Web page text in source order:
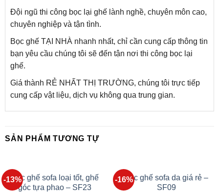
Đội ngũ thi công bọc lại ghế lành nghề, chuyên môn cao,
chuyên nghiệp và tận tình.
Bọc ghế TẠI NHÀ nhanh nhất, chỉ cần cung cấp thông tin
bạn yêu cầu chúng tôi sẽ đến tận nơi thi công bọc lại
ghế.
Giá thành RẺ NHẤT THỊ TRƯỜNG, chúng tôi trực tiếp
cung cấp vật liệu, dịch vụ không qua trung gian.
SẢN PHẨM TƯƠNG TỰ
-13%
Bọc ghế sofa loại tốt, ghế
góc tựa phao – SF23
-16%Bọc ghế sofa da giá rẻ –
SF09